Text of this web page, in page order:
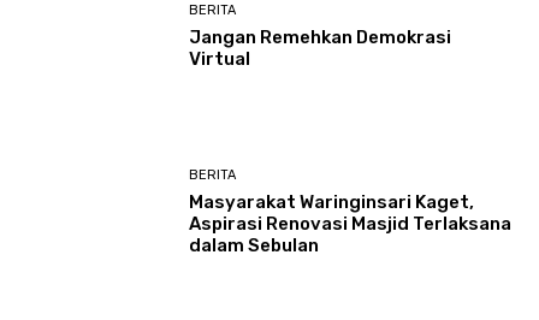
BERITA
Jangan Remehkan Demokrasi
Virtual
BERITA
Masyarakat Waringinsari Kaget,
Aspirasi Renovasi Masjid Terlaksana
dalam Sebulan